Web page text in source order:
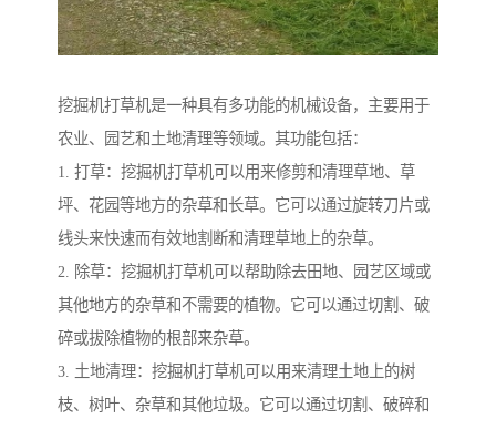
挖掘机打草机是一种具有多功能的机械设备，主要用于
农业、园艺和土地清理等领域。其功能包括：
1. 打草：挖掘机打草机可以用来修剪和清理草地、草
坪、花园等地方的杂草和长草。它可以通过旋转刀片或
线头来快速而有效地割断和清理草地上的杂草。
2. 除草：挖掘机打草机可以帮助除去田地、园艺区域或
其他地方的杂草和不需要的植物。它可以通过切割、破
碎或拔除植物的根部来杂草。
3. 土地清理：挖掘机打草机可以用来清理土地上的树
枝、树叶、杂草和其他垃圾。它可以通过切割、破碎和